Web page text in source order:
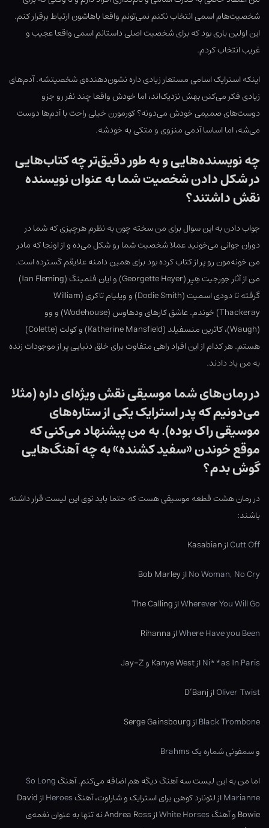
شخصیت‌هام اسمی انتخاب نکنم نمی‌تونم واقعا باهاشون ارتباط برقرار کنم.
این اولین باری بود که برای شخصیت اصلی داستانم اسمی واقعا عجیب و
غریب انتخاب کردم.
اینکه استرایک اسامی مستعار زیادی داره نشون‌دهنده‌ی شخصیتشه. آدم‌های
زیادی فکر می‌کنن بهش نزدیک‌اند، اما خودش واقعا چند نفر رو جزو
دوست‌های صمیمی خودش می‌دونه؟ کورمورن خیلی راحت با آدم‌ها دوست
می‌شه، اما اساسا آدمی منزوی و متکی به خودشه.
چه نویسنده‌هایی و به طور دقیق‌تر چه کتاب‌هایی
در شکل دادن شخصیت شما به عنوان نویسنده
نقش داشتند؟
جواب دادن به این سوال برای من سخته چون به نظرم هرچیزی که شما در
دوران جوانی می‌خونید عملا شخصیت شما رو شکل می‌ده و از اونجا که مادر
من خونه‌مون رو پر از کتاب کرده بود برای همین دامنه علایقم گسترده است.
من از آثار جورجیت هِیِر (Georgette Heyer) و ایان فلمینگ (Ian Fleming)
گرفته تا دودی اسمیت (Dodie Smith) و ویلیام تاکری (William
Thackeray) خوندم. عاشق کارهای ودهاوس (Wodehouse) و وو
(Waugh)، کاترین منسفیلد (Katherine Mansfield) و کولت (Colette)
هستم. هر کدام از این افراد راهی متفاوت برای خلق دنیایی پر از موجودات زنده
به من یاد دادند.
در رمان‌های شما موسیقی نقش ویژه‌ای داره (مثلا
می‌دونیم که پدر استرایک یکی از ستاره‌های
موسیقی راک بوده). به من پیشنهاد می‌کنی که
موقع خوندن «سفید کشنده» به چه آهنگ‌هایی
گوش بدم؟
در رمان هشت قطعه موسیقی هست که حتما باید توی این لیست قرار داشته
باشند:
Cutt Offاز Kasabian
No Woman, No Cryاز Bob Marley
Wherever You Will Goاز The Calling
Where Have you Beenاز Rihanna
Ni**as In Parisاز Kanye West و Jay-Z
Oliver Twistاز D’Banj
Black Tromboneاز Serge Gainsbourg
وسمفونی شماره یک Brahms
اما من به این لیست سه آهنگ دیگه هم اضافه می‌کنم. آهنگSo Long
Marianneاز لئونارد کوهن برای استرایک و شارلوت، آهنگHeroes
از David
Bowie و آهنگ
White Horses
از Andrea Ross نه تنها به عنوان نغمه‌ی